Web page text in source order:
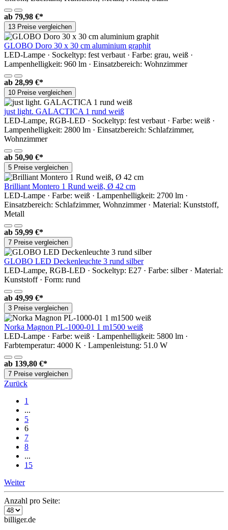
ab 79,98 €*
13 Preise vergleichen
GLOBO Doro 30 x 30 cm aluminium graphit
LED-Lampe · Sockeltyp: fest verbaut · Farbe: grau, weiß ·
Lampenhelligkeit: 960 lm · Einsatzbereich: Wohnzimmer
ab 28,99 €*
10 Preise vergleichen
just light. GALACTICA 1 rund weiß
LED-Lampe, RGB-LED · Sockeltyp: fest verbaut · Farbe: weiß ·
Lampenhelligkeit: 2800 lm · Einsatzbereich: Schlafzimmer,
Wohnzimmer
ab 50,90 €*
5 Preise vergleichen
Brilliant Montero 1 Rund weiß, Ø 42 cm
LED-Lampe · Farbe: weiß · Lampenhelligkeit: 2700 lm ·
Einsatzbereich: Schlafzimmer, Wohnzimmer · Material: Kunststoff,
Metall
ab 59,99 €*
7 Preise vergleichen
GLOBO LED Deckenleuchte 3 rund silber
LED-Lampe, RGB-LED · Sockeltyp: E27 · Farbe: silber · Material:
Kunststoff · Form: rund
ab 49,99 €*
3 Preise vergleichen
Norka Magnon PL-1000-01 1 m1500 weiß
LED-Lampe · Farbe: weiß · Lampenhelligkeit: 5800 lm ·
Farbtemperatur: 4000 K · Lampenleistung: 51.0 W
ab 139,80 €*
7 Preise vergleichen
Zurück
1
...
5
6
7
8
...
15
Weiter
Anzahl pro Seite:
billiger.de